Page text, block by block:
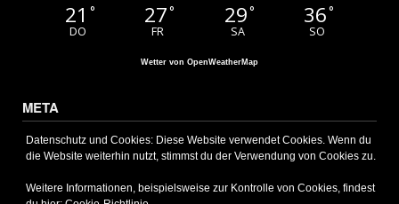
21 °
DO
27°
FR
29°
SA
36°
SO
Wetter von OpenWeatherMap
META
Anmelden
Eintrags-Feed
WordPress.org
Datenschutz und Cookies: Diese Website verwendet Cookies. Wenn du
die Website weiterhin nutzt, stimmst du der Verwendung von Cookies zu.
Weitere Informationen, beispielsweise zur Kontrolle von Cookies, findest